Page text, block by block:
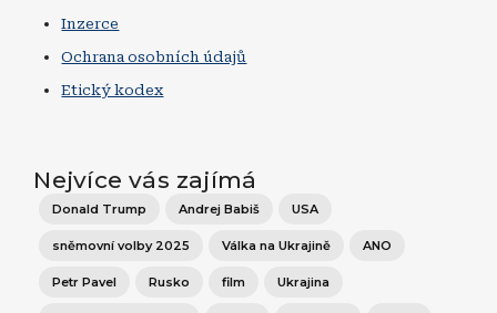
Inzerce
Ochrana osobních údajů
Etický kodex
Nejvíce vás zajímá
Donald Trump Andrej Babiš USA
sněmovní volby 2025 Válka na Ukrajině ANO
Petr Pavel Rusko film Ukrajina